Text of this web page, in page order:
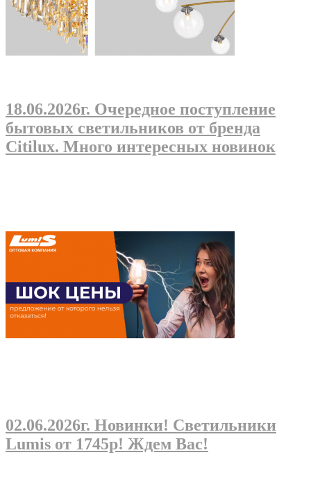
18.06.2026г. Очередное поступление
бытовых светильников от бренда
Citilux. Много интересных новинок
02.06.2026г. Новинки! Светильники
Lumis от 1745р! Ждем Вас!